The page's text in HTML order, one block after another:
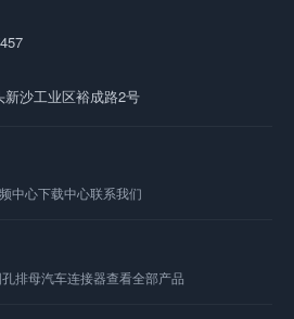
沙工业区裕成路2号
中心下载中心联系我们
孔排母汽车连接器查看全部产品